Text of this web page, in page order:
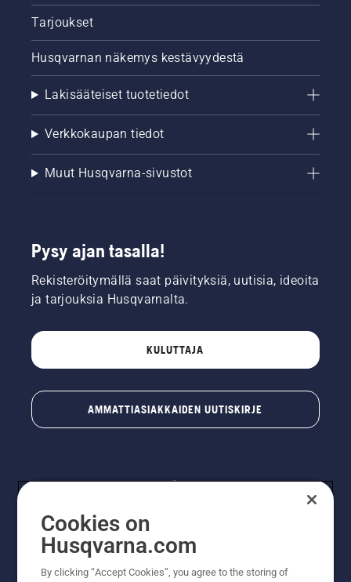
Tarjoukset
Husqvarnan näkemys kestävyydestä
Lakisääteiset tuotetiedot
Verkkokaupan tiedot
Muut Husqvarna-sivustot
Pysy ajan tasalla!
Rekisteröitymällä saat päivityksiä, uutisia, ideoita
ja tarjouksia Husqvarnalta.
KULUTTAJA
AMMATTIASIAKKAIDEN UUTISKIRJE
© Husqvarna AB (publ). Kaikki oikeudet pidätetään.
Cookies on
Husqvarna.com
By clicking “Accept Cookies”, you agree to the storing of